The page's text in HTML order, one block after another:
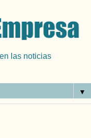
las noticias
▼